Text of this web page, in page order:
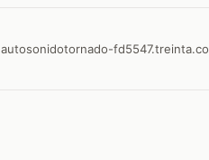
autosonidotornado-fd5547.treinta.co